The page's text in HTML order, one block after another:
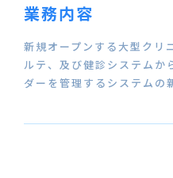
業務内容
新規オープンする大型クリ
ルテ、及び健診システムか
ダーを管理するシステムの